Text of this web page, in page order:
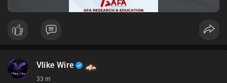
Vlike Wire
33 m